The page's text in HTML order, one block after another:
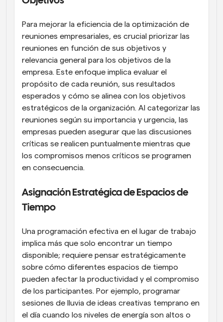
Para mejorar la eficiencia de la optimización de
reuniones empresariales, es crucial priorizar las
reuniones en función de sus objetivos y
relevancia general para los objetivos de la
empresa. Este enfoque implica evaluar el
propósito de cada reunión, sus resultados
esperados y cómo se alinea con los objetivos
estratégicos de la organización. Al categorizar las
reuniones según su importancia y urgencia, las
empresas pueden asegurar que las discusiones
críticas se realicen puntualmente mientras que
los compromisos menos críticos se programen
en consecuencia.
Asignación Estratégica de Espacios de
Tiempo
Una programación efectiva en el lugar de trabajo
implica más que solo encontrar un tiempo
disponible; requiere pensar estratégicamente
sobre cómo diferentes espacios de tiempo
pueden afectar la productividad y el compromiso
de los participantes. Por ejemplo, programar
sesiones de lluvia de ideas creativas temprano en
el día cuando los niveles de energía son altos o